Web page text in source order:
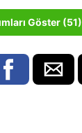
Göster (51)